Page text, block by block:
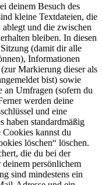
deinem Besuch des
kleine Textdateien, die
und die zwischen
bleiben. In diesen
(damit dir alle
Informationen
Markierung dieser als
bist) sowie
an Umfragen (sofern du
werden deine
und eine
haben standardmäßig
kannst du
löschen“ löschen.
die du bei der
persönlichem
sind mindestens ein